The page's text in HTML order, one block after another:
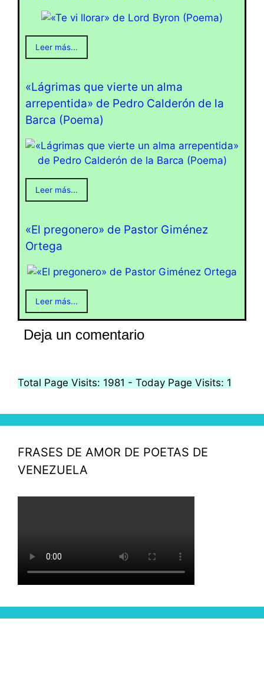
Leer más...
«Lágrimas que vierte un alma
arrepentida» de Pedro Calderón de la
Barca (Poema)
Leer más...
«El pregonero» de Pastor Giménez
Ortega
Leer más...
Deja un comentario
Total Page Visits: 1981 - Today Page Visits: 1
FRASES DE AMOR DE POETAS DE
VENEZUELA